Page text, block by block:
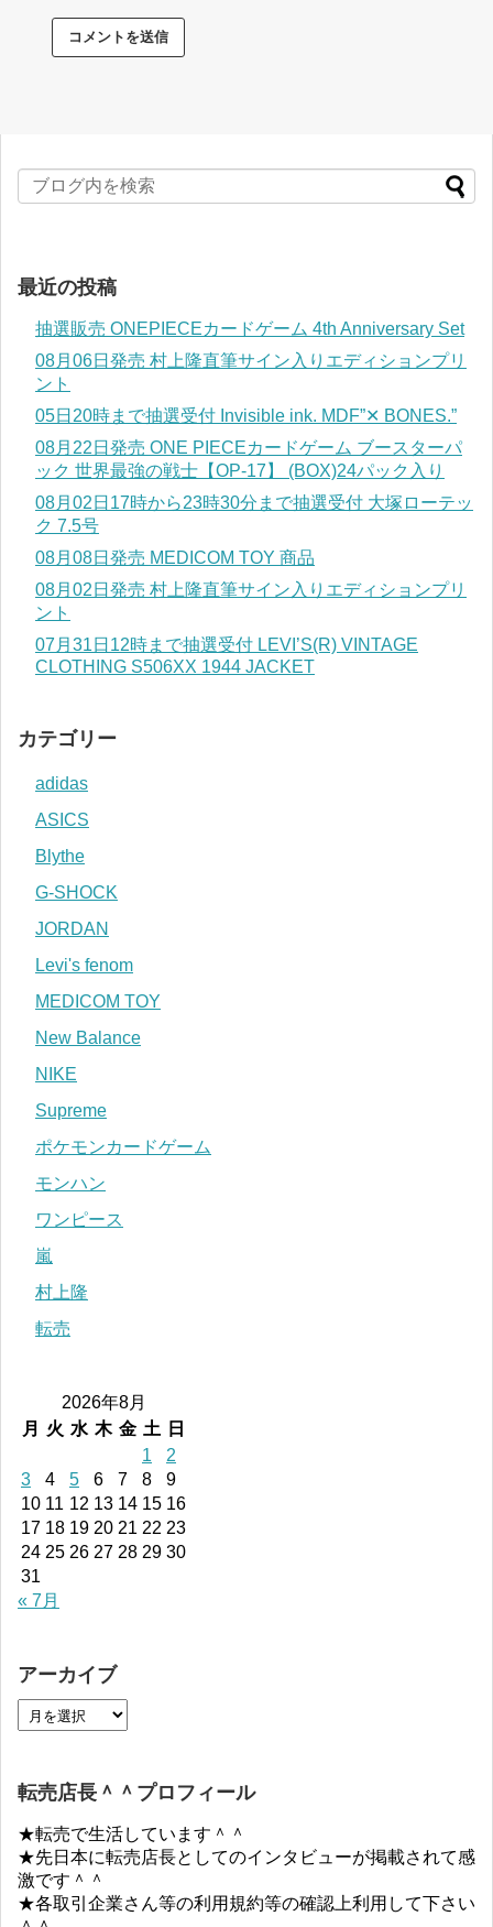
最近の投稿
抽選販売 ONEPIECEカードゲーム 4th Anniversary Set
08月06日発売 村上隆直筆サイン入りエディションプリ
ント
05日20時まで抽選受付 Invisible ink. MDF”✕ BONES.”
08月22日発売 ONE PIECEカードゲーム ブースターパ
ック 世界最強の戦士【OP-17】 (BOX)24パック入り
08月02日17時から23時30分まで抽選受付 大塚ローテッ
ク 7.5号
08月08日発売 MEDICOM TOY 商品
08月02日発売 村上隆直筆サイン入りエディションプリ
ント
07月31日12時まで抽選受付 LEVI’S(R) VINTAGE
CLOTHING S506XX 1944 JACKET
カテゴリー
adidas
ASICS
Blythe
G-SHOCK
JORDAN
Levi's fenom
MEDICOM TOY
New Balance
NIKE
Supreme
ポケモンカードゲーム
モンハン
ワンピース
嵐
村上隆
転売
2026年8月
月
火 水 木 金 土
日
1
2
3
4 5 6 7 8
9
10 11 12 13 14 15 16
17 18 19 20 21 22 23
24 25 26 27 28 29 30
31
« 7月
アーカイブ
転売店長＾＾プロフィール
★転売で生活しています＾＾
★先日本に転売店長としてのインタビューが掲載されて感
激です＾＾
★各取引企業さん等の利用規約等の確認上利用して下さい